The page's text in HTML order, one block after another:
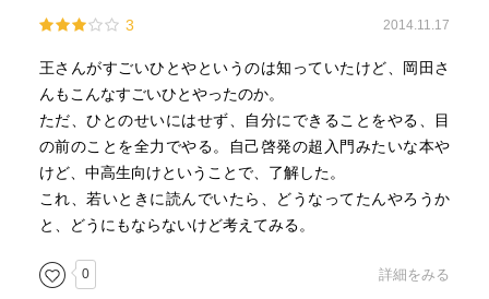
3 2014.11.17
王さんがすごいひとやというのは知っていたけど、岡田さ
んもこんなすごいひとやったのか。
ただ、ひとのせいにはせず、自分にできることをやる、目
の前のことを全力でやる。自己啓発の超入門みたいな本や
けど、中高生向けということで、了解した。
これ、若いときに読んでいたら、どうなってたんやろうか
と、どうにもならないけど考えてみる。
0 詳細をみる